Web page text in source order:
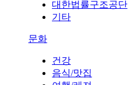
대한법률구조공단
기타
문화
건강
음식/맛집